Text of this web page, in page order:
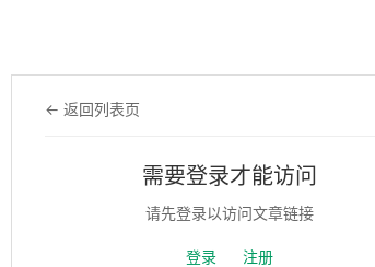
← 返回列表页
需要登录才能访问
请先登录以访问文章链接
登录 注册